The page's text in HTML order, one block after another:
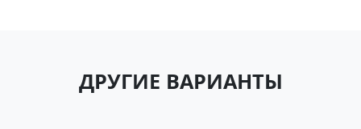
ДРУГИЕ ВАРИАНТЫ